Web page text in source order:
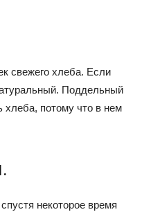
свежего хлеба. Если
Поддельный
хлеба, потому что в нем
некоторое время